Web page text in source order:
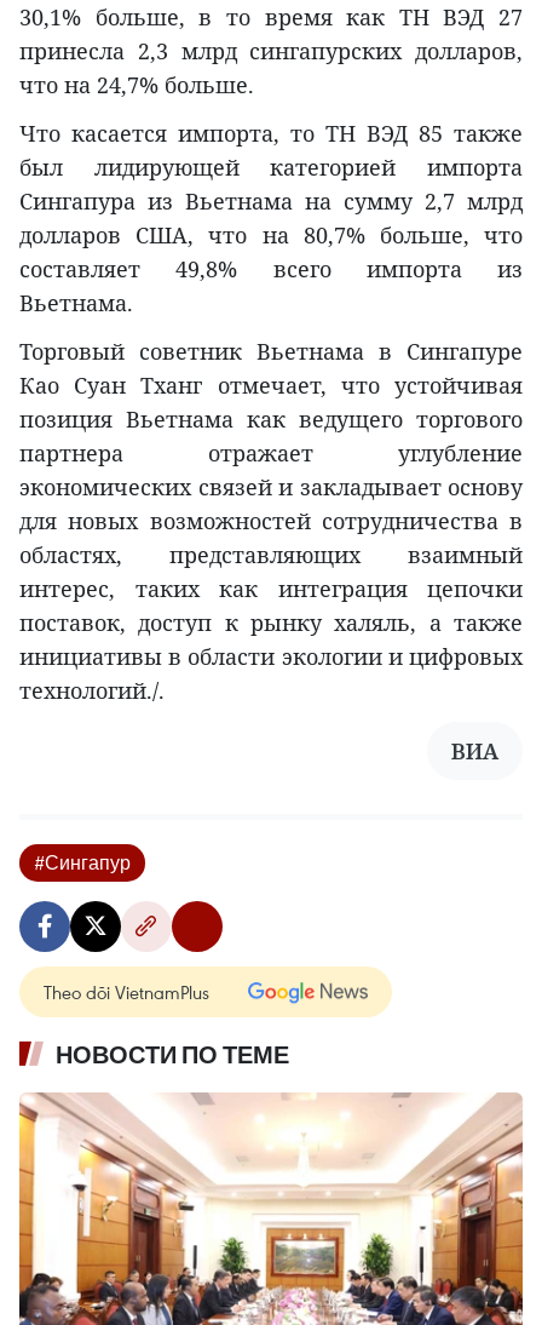
30,1% больше, в то время как ТН ВЭД 27
принесла 2,3 млрд сингапурских долларов,
что на 24,7% больше.
Что касается импорта, то ТН ВЭД 85 также
был лидирующей категорией импорта
Сингапура из Вьетнама на сумму 2,7 млрд
долларов США, что на 80,7% больше, что
составляет 49,8% всего импорта из
Вьетнама.
Торговый советник Вьетнама в Сингапуре
Као Суан Тханг отмечает, что устойчивая
позиция Вьетнама как ведущего торгового
партнера отражает углубление
экономических связей и закладывает основу
для новых возможностей сотрудничества в
областях, представляющих взаимный
интерес, таких как интеграция цепочки
поставок, доступ к рынку халяль, а также
инициативы в области экологии и цифровых
технологий./.
ВИА
#Сингапур
Theo dõi VietnamPlus
НОВОСТИ ПО ТЕМЕ